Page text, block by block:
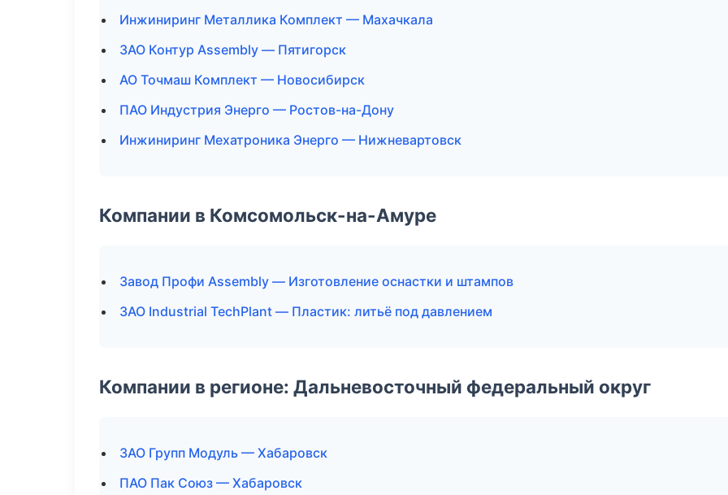
Инжиниринг Металлика Комплект — Махачкала
ЗАО Контур Assembly — Пятигорск
АО Точмаш Комплект — Новосибирск
ПАО Индустрия Энерго — Ростов-на-Дону
Инжиниринг Мехатроника Энерго — Нижневартовск
Компании в Комсомольск-на-Амуре
Завод Профи Assembly — Изготовление оснастки и штампов
ЗАО Industrial TechPlant — Пластик: литьё под давлением
Компании в регионе: Дальневосточный федеральный округ
ЗАО Групп Модуль — Хабаровск
ПАО Пак Союз — Хабаровск